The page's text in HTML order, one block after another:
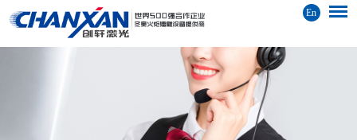
En